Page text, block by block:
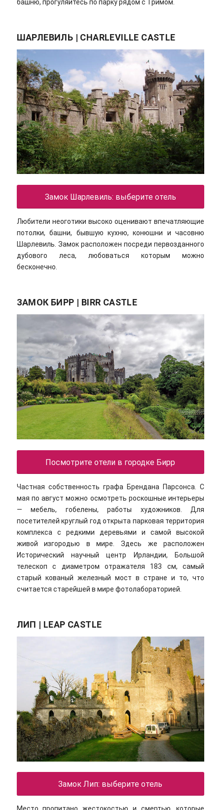
башню, прогуляйтесь по парку рядом с Тримом.
ШАРЛЕВИЛЬ | CHARLEVILLE CASTLE
Замок Шарлевиль: выберите отель
Любители неоготики высоко оценивают впечатляющие
потолки, башни, бывшую кухню, конюшни и часовню
Шарлевиль. Замок расположен посреди первозданного
дубового леса, любоваться которым можно
бесконечно.
ЗАМОК БИРР | BIRR CASTLE
Посмотрите отели в городке Бирр
Частная собственность графа Брендана Парсонса. С
мая по август можно осмотреть роскошные интерьеры
— мебель, гобелены, работы художников. Для
посетителей круглый год открыта парковая территория
комплекса с редкими деревьями и самой высокой
живой изгородью в мире. Здесь же расположен
Исторический научный центр Ирландии, Большой
телескоп с диаметром отражателя 183 см, самый
старый кованый железный мост в стране и то, что
считается старейшей в мире фотолабораторией.
ЛИП | LEAP CASTLE
Замок Лип: выберите отель